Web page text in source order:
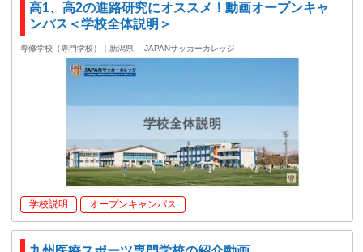
高1、高2の進路研究にオススメ！動画オープンキャ
ンパス＜学校全体説明＞
専修学校（専門学校）｜新潟県 JAPANサッカーカレッジ
学校説明 オープンキャンパス